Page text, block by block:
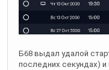
Б68 выдал удалой
последних секундах)